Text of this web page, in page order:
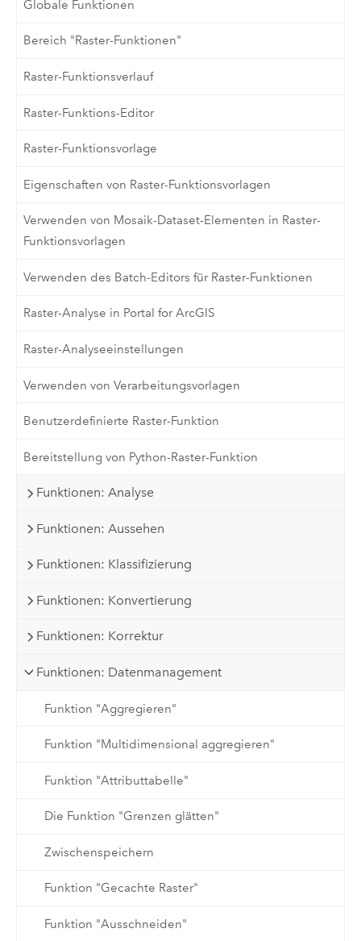
Globale Funktionen
Bereich "Raster-Funktionen"
Raster-Funktionsverlauf
Raster-Funktions-Editor
Raster-Funktionsvorlage
Eigenschaften von Raster-Funktionsvorlagen
Verwenden von Mosaik-Dataset-Elementen in Raster-
Funktionsvorlagen
Verwenden des Batch-Editors für Raster-Funktionen
Raster-Analyse in Portal for ArcGIS
Raster-Analyseeinstellungen
Verwenden von Verarbeitungsvorlagen
Benutzerdefinierte Raster-Funktion
Bereitstellung von Python-Raster-Funktion
Funktionen: Analyse
Funktionen: Aussehen
Funktionen: Klassifizierung
Funktionen: Konvertierung
Funktionen: Korrektur
Funktionen: Datenmanagement
Funktion "Aggregieren"
Funktion "Multidimensional aggregieren"
Funktion "Attributtabelle"
Die Funktion "Grenzen glätten"
Zwischenspeichern
Funktion "Gecachte Raster"
Funktion "Ausschneiden"